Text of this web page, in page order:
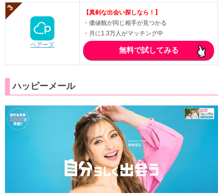
ペアーズ
【真剣な出会い探しなら！】
・価値観が同じ相手が見つかる
・月に1.3万人がマッチング中
無料で試してみる
ハッピーメール